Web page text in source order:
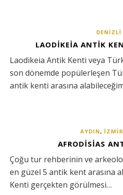
DENIZLI
LAODIKEIA ANTIK
Laodikeia Antik Kenti veya
son dönemde popülerleşen
antik kenti arasına
AYDIN,
AFRODISIAS
Çoğu tur rehberinin ve
en güzel 5 antik kent arasına
Kenti gerçekten görülmesi…